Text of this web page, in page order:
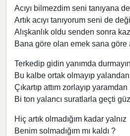
Acıyı bilmezdim seni tanıyana
Artık acıyı tanıyorum seni de
Alışkanlık oldu senden sonra
Bana göre olan emek sana göre
Terkedip gidin yanımda durmayın
Bu kalbe ortak olmayıp
Çıkartıp attım zorlayıp
Bi ton yalancı suratlarla geçti
Hiç artık olmadığım kadar yalnız
Benim solmadığım mı kaldı ?